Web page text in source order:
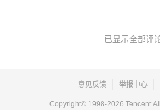
已显示全部评
意见反馈 举报中心
Copyright© 1998-2026